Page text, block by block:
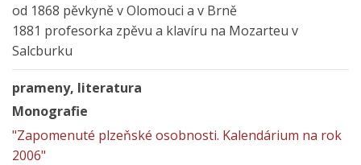
od 1868 pěvkyně v Olomouci a v Brně
1881 profesorka zpěvu a klavíru na Mozarteu v
Salcburku
prameny, literatura
Monografie
"Zapomenuté plzeňské osobnosti. Kalendárium na rok
2006"